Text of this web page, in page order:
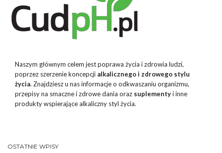
Naszym głównym celem jest poprawa życia i zdrowia ludzi,
poprzez szerzenie koncepcji alkalicznego i zdrowego stylu
życia. Znajdziesz u nas informacje o odkwaszaniu organizmu,
przepisy na smaczne i zdrowe dania oraz suplementyi inne
produkty wspierające alkaliczny styl życia.
OSTATNIE WPISY